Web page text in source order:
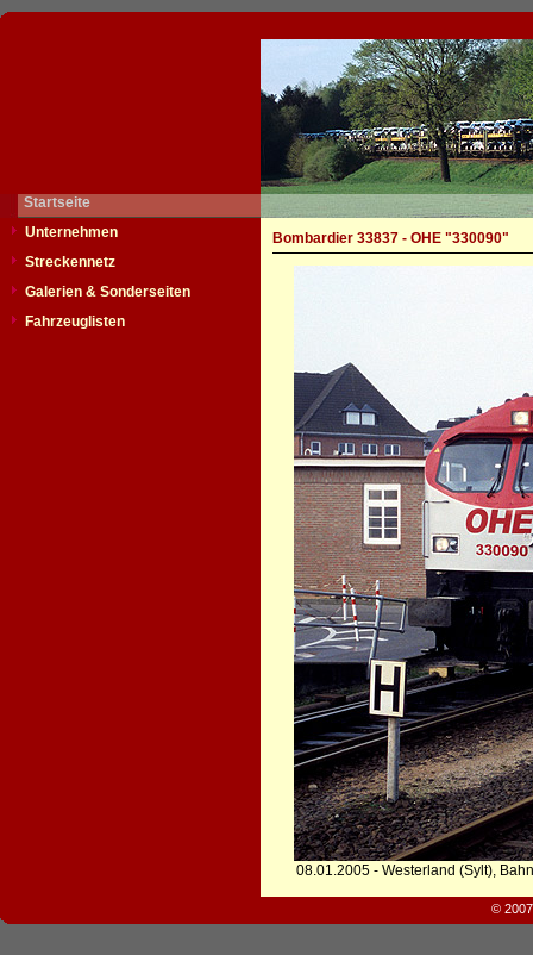
Startseite
Unternehmen
Streckennetz
Galerien & Sonderseiten
Fahrzeuglisten
Bombardier 33837 - OHE "330090"
08.01.2005 - Westerland (Sylt),
©